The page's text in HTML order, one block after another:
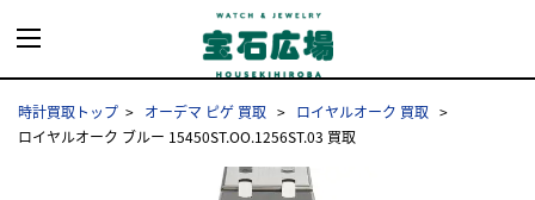
時計買取トップ オーデマ ピゲ 買取
ロイヤルオーク 買取
ロイヤルオーク ブルー 15450ST.OO.1256ST.03 買取